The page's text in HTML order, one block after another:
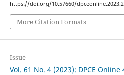
https://doi.org/10.57660/
More Citation Formats
Issue
Vol. 61 No. 4 (2023): DPCE Online